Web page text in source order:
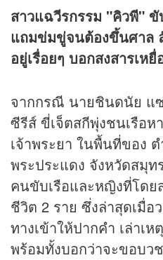
สาวแฉวีรกรรม "คิวพี"
แถมข่มขู่จนต้องขึ้นศาล
อยู่เรื่อยๆ บอกสงสารเหยื่
จากกรณี นายชินดนัย แ
ซีรีส์ ขี่เจ็ตสกีพุ่งชนเรือห
เจ้าพระยา ในพื้นที่ของ
พระประแดง จังหวัดสมุท
คนขับเรือและหญิงที่โดย
ชีวิต 2 ราย ซึ่งล่าสุดเมื่อ
ทางเข้าให้ปากคำ เล่าเ
พร้อมทั้งบอกว่าจะขอบว